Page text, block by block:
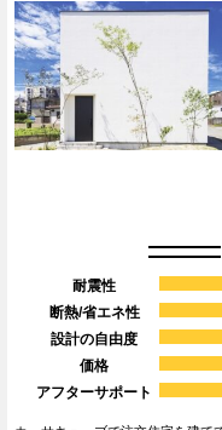
耐震性
断熱/省エネ性
設計の自由度
価格
アフターサポート